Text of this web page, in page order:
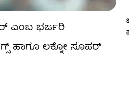
ಎಂಬ ಭರ್ಜರಿ
ಹಾಗೂ ಲಕ್ನೋ ಸೂಪರ್